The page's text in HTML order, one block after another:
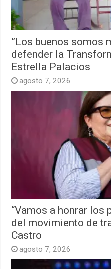
”Los buenos somos
defender la
Estrella Palacios
agosto 7, 2026
“Vamos a honrar los
del movimiento de
Castro
agosto 7, 2026